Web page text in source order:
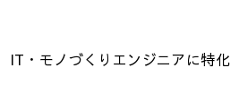
IT・モノづくりエンジニアに特化